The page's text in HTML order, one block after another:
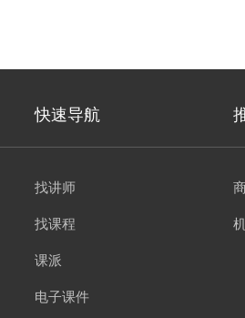
快速导航
找讲师
找课程
课派
电子课件